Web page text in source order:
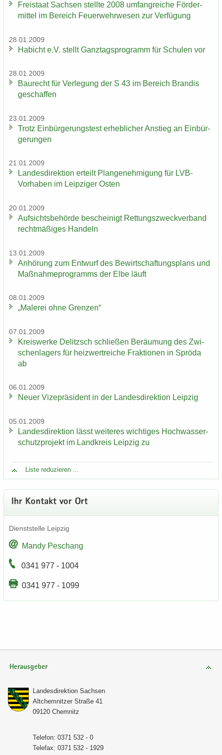
Frei­staat Sach­sen stell­te 2008 um­fang­rei­che För­der­
mit­tel im Be­reich Feu­er­wehr­we­sen zur Ver­fü­gung
28.01.2009
Ha­bicht e.V. stellt Ganz­tags­pro­gramm für Schu­len vor
28.01.2009
Bau­recht für Ver­le­gung der S 43 im Be­reich Bran­dis
ge­schaf­fen
23.01.2009
Trotz Ein­bür­ge­rungs­test er­heb­li­cher An­stieg an Ein­bür­
ge­run­gen
21.01.2009
Lan­des­di­rek­ti­on er­teilt Plan­ge­neh­mi­gung für LVB-​
Vorhaben im Leip­zi­ger Osten
20.01.2009
Auf­sichts­be­hör­de be­schei­nigt Ret­tungs­zweck­ver­band
recht­mä­ßi­ges Han­deln
13.01.2009
An­hö­rung zum Ent­wurf des Be­wirt­schaf­tungs­plans und
Maß­nah­me­pro­gramms der Elbe läuft
08.01.2009
„Ma­le­rei ohne Gren­zen“
07.01.2009
Kreis­wer­ke De­litzsch schlie­ßen Be­räu­mung des Zwi­
schen­la­gers für heiz­wertrei­che Frak­tio­nen in Sprö­da
ab
06.01.2009
Neuer Vi­ze­prä­si­dent in der Lan­des­di­rek­ti­on Leip­zig
05.01.2009
Lan­des­di­rek­ti­on lässt wei­te­res wich­ti­ges Hoch­was­ser­
schutz­pro­jekt im Land­kreis Leip­zig zu
Liste re­du­zie­ren ...
Ihr Kon­takt vor Ort
Dienst­stel­le Leip­zig
Mandy Peschang
0341 977 - 1004
0341 977 - 1099
Herausgeber
Lan­des­di­rek­ti­on Sach­sen
Alt­chem­nit­zer Stra­ße 41
09120 Chem­nitz
Te­le­fon: 0371 532 - 0
Te­le­fax: 0371 532 - 1929